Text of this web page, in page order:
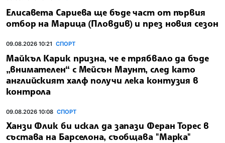
Елисавета Сариева ще бъде част от първия
отбор на Марица (Пловдив) и през новия сезон
09.08.2026 10:21 СПОРТ
Майкъл Карик призна, че е трябвало да бъде
„внимателен“ с Мейсън Маунт, след като
английският халф получи лека контузия в
контрола
09.08.2026 10:08 СПОРТ
Ханзи Флик би искал да запази Феран Торес в
състава на Барселона, съобщава "Марка"